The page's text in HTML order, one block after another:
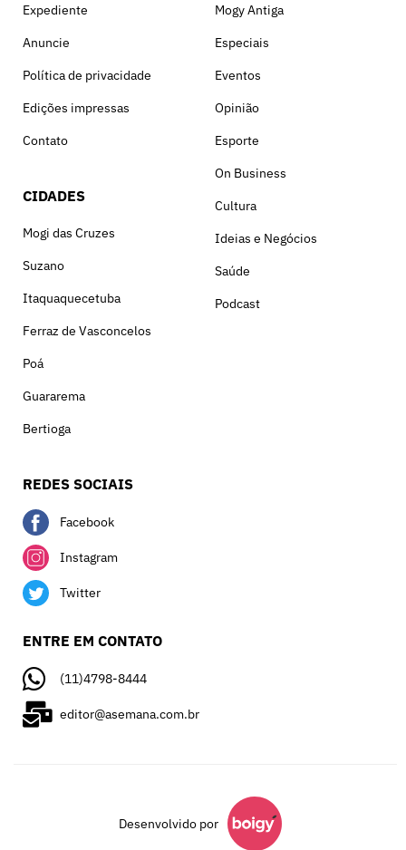
Expediente
Anuncie
Política de privacidade
Edições impressas
Contato
CIDADES
Mogi das Cruzes
Suzano
Itaquaquecetuba
Ferraz de Vasconcelos
Poá
Guararema
Bertioga
Mogy Antiga
Especiais
Eventos
Opinião
Esporte
On Business
Cultura
Ideias e Negócios
Saúde
Podcast
REDES SOCIAIS
Facebook
Instagram
Twitter
ENTRE EM CONTATO
(11)4798-8444
editor@asemana.com.br
Desenvolvido por